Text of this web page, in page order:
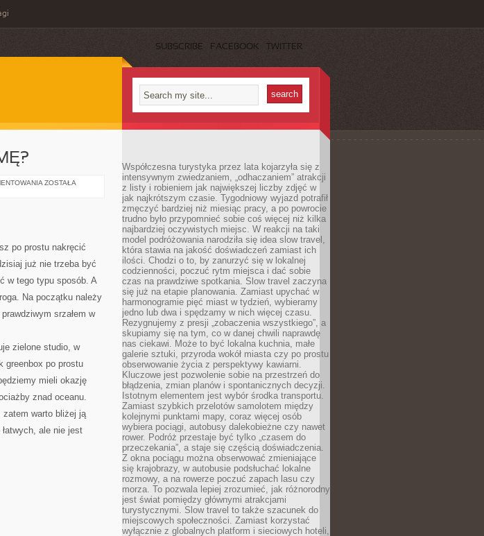
SUBSCRIBE FACEBOOK TWITTER
W
ZOSTAŁA
po prostu nakręcić
już nie trzeba być
w tego typu sposób. A
Na początku należy
srzałem w
zielone studio, w
greenbox po prostu
mieli okazję
znad oceanu.
zatem warto bliżej ją
ale nie jest
Współczesna turystyka przez lata kojarzyła się z
intensywnym zwiedzaniem, „odhaczaniem” atrakcji
z listy i robieniem jak największej liczby zdjęć w
jak najkrótszym czasie. Tygodniowy wyjazd potrafił
zmęczyć bardziej niż miesiąc pracy, a po powrocie
trudno było przypomnieć sobie coś więcej niż kilka
najbardziej oczywistych miejsc. W reakcji na taki
model podróżowania narodziła się idea slow travel,
która stawia na jakość doświadczeń zamiast ich
ilości. Chodzi o to, by zanurzyć się w lokalnej
codzienności, poczuć rytm miejsca i dać sobie
czas na prawdziwe spotkania. Slow travel zaczyna
się już na etapie planowania. Zamiast upychać w
harmonogramie pięć miast w tydzień, wybieramy
jedno lub dwa i spędzamy w nich więcej czasu.
Rezygnujemy z presji „zobaczenia wszystkiego”, a
skupiamy się na tym, co w danej chwili naprawdę
nas ciekawi. Może to być lokalna kuchnia, małe
galerie sztuki, przyroda wokół miasta czy po prostu
obserwowanie życia z perspektywy kawiarni.
Kluczowe jest pozwolenie sobie na przestrzeń do
błądzenia, zmian planów i spontanicznych decyzji.
Istotnym elementem jest wybór środka transportu.
Zamiast szybkich przelotów samolotem między
kolejnymi punktami mapy, coraz więcej osób
wybiera pociągi, autobusy dalekobieżne czy nawet
rower. Podróż przestaje być tylko „czasem do
przeczekania”, a staje się częścią doświadczenia.
Z okna pociągu można obserwować zmieniające
się krajobrazy, w autobusie podsłuchać lokalne
rozmowy, a na rowerze poczuć zapach lasu czy
morza. To pozwala lepiej zrozumieć, jak różnorodny
jest świat pomiędzy głównymi atrakcjami
turystycznymi. Slow travel to także szacunek do
miejscowych społeczności. Zamiast korzystać
wyłącznie z globalnych platform i sieciowych hoteli,